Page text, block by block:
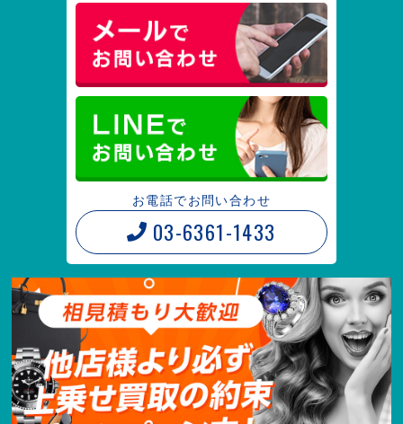
お電話でお問い合わせ
03-6361-1433